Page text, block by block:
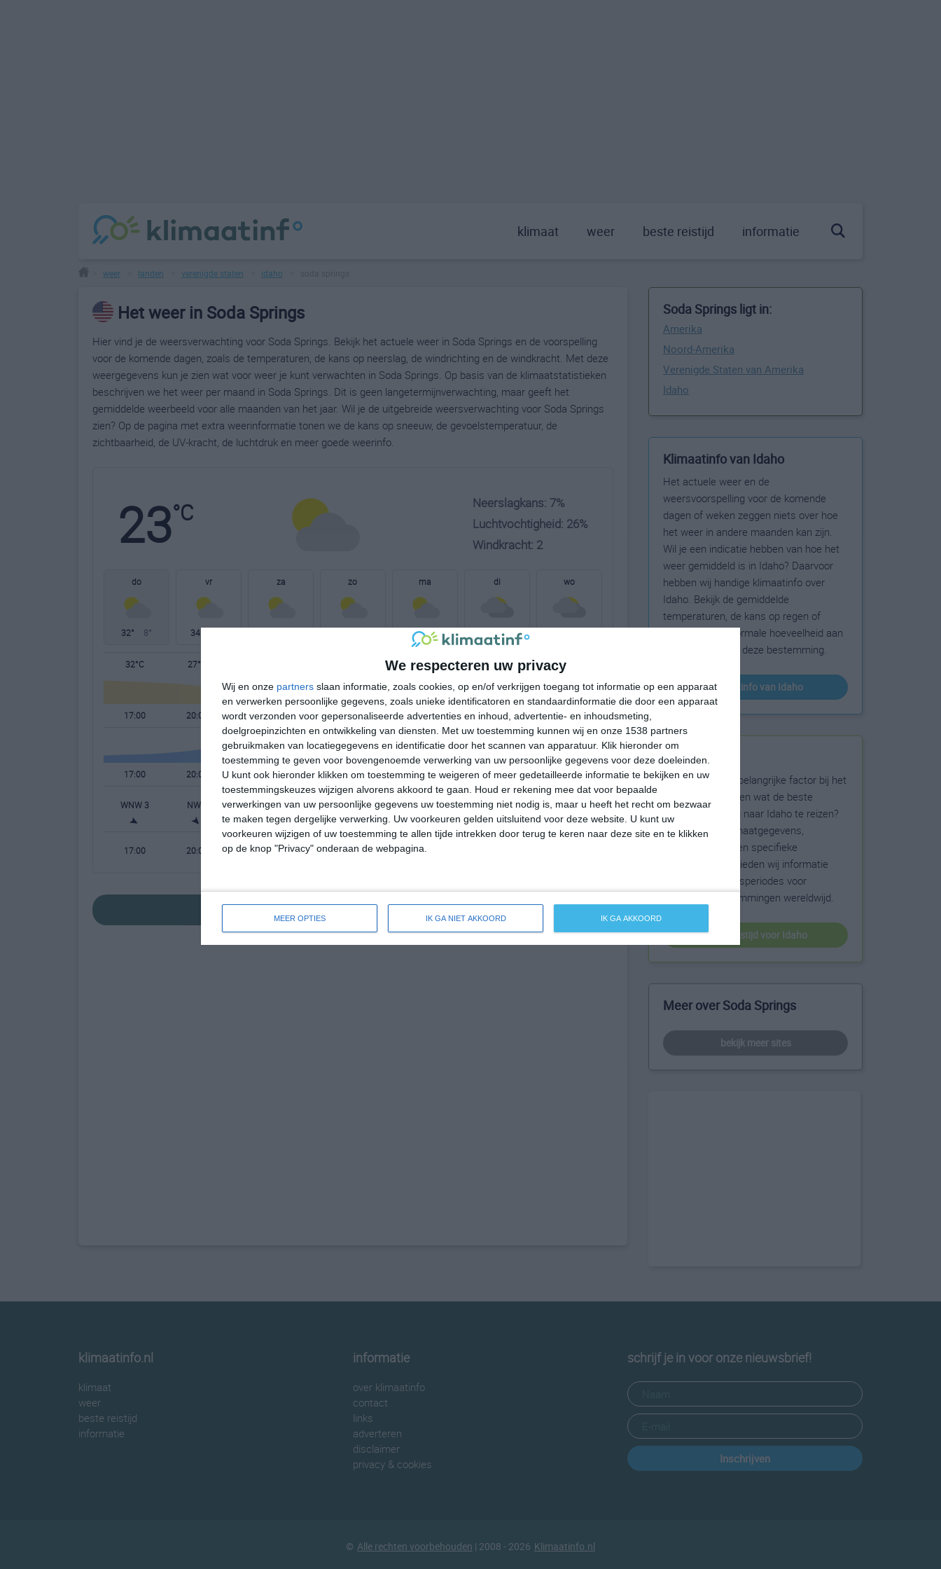
We respecteren uw privacy
Wij en onze partners slaan informatie, zoals cookies, op en/of verkrijgen toegang tot informatie op een apparaat
en verwerken persoonlijke gegevens, zoals unieke identificatoren en standaardinformatie die door een apparaat
wordt verzonden voor gepersonaliseerde advertenties en inhoud, advertentie- en inhoudsmeting,
doelgroepinzichten en ontwikkeling van diensten.
Met uw toestemming kunnen wij en onze 1538 partners
gebruikmaken van locatiegegevens en identificatie door het scannen van apparatuur. Klik hieronder om
toestemming te geven voor bovengenoemde verwerking van uw persoonlijke gegevens voor deze doeleinden.
U kunt ook hieronder klikken om toestemming te weigeren of meer gedetailleerde informatie te bekijken en uw
toestemmingskeuzes wijzigen alvorens akkoord te gaan.
Houd er rekening mee dat voor bepaalde
verwerkingen van uw persoonlijke gegevens uw toestemming niet nodig is, maar u heeft het recht om bezwaar
te maken tegen dergelijke verwerking. Uw voorkeuren gelden uitsluitend voor deze website. U kunt uw
voorkeuren wijzigen of uw toestemming te allen tijde intrekken door terug te keren naar deze site en te klikken
op de knop "Privacy" onderaan de webpagina.
MEER OPTIES IK GA NIET AKKOORD IK GA AKKOORD
klimaat weer beste reistijd informatie
weer landen verenigde staten idaho
Het weer in Soda Springs
Hier vind je de weersverwachting voor Soda Springs. Bekijk het actuele weer in Soda Springs en de voorspelling
voor de komende dagen, zoals de temperaturen, de kans op neerslag, de windrichting en de windkracht. Met deze
weergegevens kun je zien wat voor weer je kunt verwachten in Soda Springs. Op basis van de klimaatstatistieken
beschrijven we het weer per maand in Soda Springs. Dit is geen langetermijnverwachting, maar geeft het
gemiddelde weerbeeld voor alle maanden van het jaar. Wil je de uitgebreide weersverwachting voor Soda Springs
zien? Op de pagina met extra weerinformatie tonen we de kans op sneeuw, de gevoelstemperatuur, de
zichtbaarheid, de UV-kracht, de luchtdruk en meer goede weerinfo.
23°C
Neerslagkans: 7%
Luchtvochtigheid: 26%
Windkracht: 2
do
32° 8°
vr
34°
za zo ma
31° 13°
di
11°
wo
32°C 27°C 11°C 15°C 27°C 33°C
17:00 20:00 23:00 02:00 05:00 08:00 11:00 14:00
17:00 20:00 23:00 02:00 05:00 08:00 11:00 14:00
WNW 3 NW 1 ZO 2 OZO 2 O 2 O 2 WZW 2 W 3
17:00 20:00 23:00 02:00 05:00
bekijk de uitgebreide weersverwachting voor Soda Springs
Soda Springs ligt in:
Amerika
Noord-Amerika
Verenigde Staten van Amerika
Idaho
Klimaatinfo van Idaho
Het actuele weer en de
weersvoorspelling voor de komende
dagen of weken zeggen niets over hoe
het weer in andere maanden kan zijn.
Wil je een indicatie hebben van hoe het
weer gemiddeld is in Idaho? Daarvoor
hebben wij handige klimaatinfo over
Idaho. Bekijk de gemiddelde
temperaturen, de kans op regen of
sneeuw en de normale hoeveelheid aan
zonneschijn voor deze bestemming.
klimaatinfo van Idaho
Beste reistijd
Het weer is een belangrijke factor bij het
reizen. Wil je weten wat de beste
maanden zijn om naar Idaho te reizen?
Op basis van klimaatgegevens,
weersextremen en specifieke
weerinformatie bieden wij informatie
over de beste reisperiodes voor
duizenden bestemmingen wereldwijd.
beste reistijd voor Idaho
Meer over Soda Springs
bekijk meer sites
klimaatinfo.nl
klimaat
weer
beste reistijd
informatie
informatie
over klimaatinfo
contact
links
adverteren
disclaimer
privacy & cookies
schrijf je in voor onze nieuwsbrief!
Inschrijven
© Alle rechten voorbehouden | 2008 - 2026 Klimaatinfo.nl